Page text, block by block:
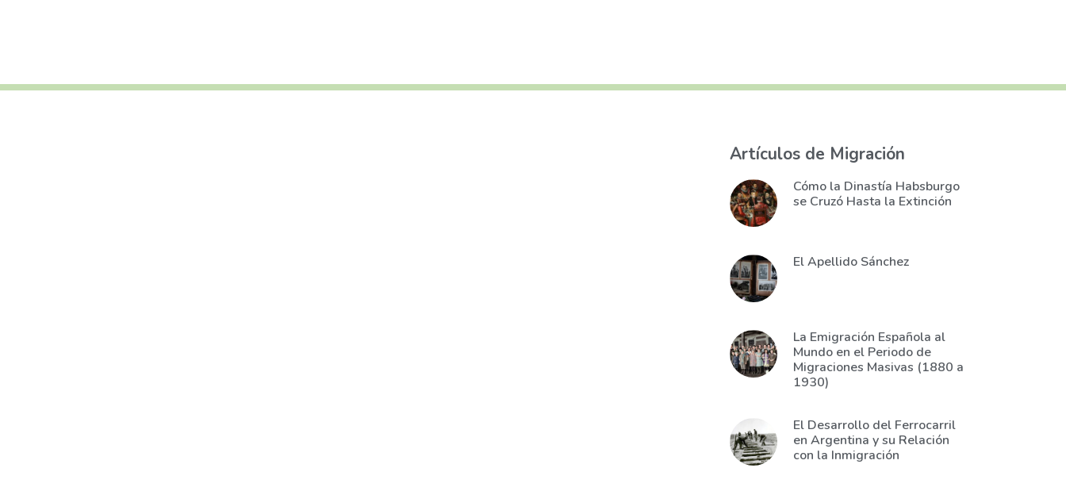
Artículos de Migración
Cómo la Dinastía Habsburgo
se Cruzó Hasta la Extinción
El Apellido Sánchez
La Emigración Española al
Mundo en el Periodo de
Migraciones Masivas (1880 a
1930)
El Desarrollo del Ferrocarril
en Argentina y su Relación
con la Inmigración